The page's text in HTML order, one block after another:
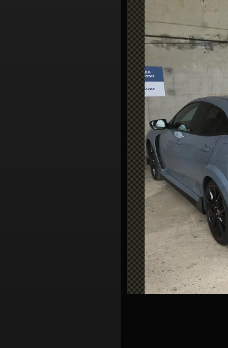
ビ
ゲ
ー
シ
ョ
ン